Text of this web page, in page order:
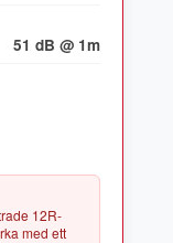
51 dB @ 1m
12R-
med ett